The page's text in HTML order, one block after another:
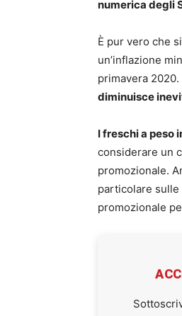
numerica degli
È pur vero che
un’inflazione
primavera 2020.
diminuisce
I freschi a peso
considerare un
promozionale.
particolare
promozionale